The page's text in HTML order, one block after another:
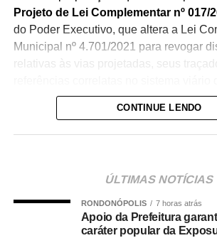
Projeto de Lei Complementar nº 017/
do Poder Executivo, que altera a Lei
Municipal nº 4.701/2021 para revogar
Várzea Grande.
fibromialgia como pessoas com
(PNE), para fins de acesso a direitos e
de estabelecer a gratuidade no
CONTINUE LENDO
ÚLTIMAS NOTÍCIAS
RONDONÓPOLIS 7 horas atrás
Apoio da Prefeitura
caráter popular da